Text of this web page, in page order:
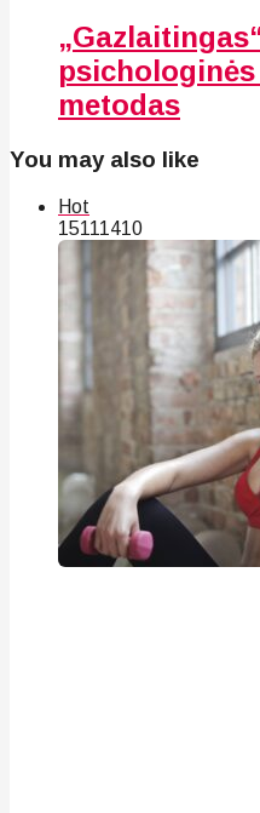
metodas
You may also like
Hot
151 11410